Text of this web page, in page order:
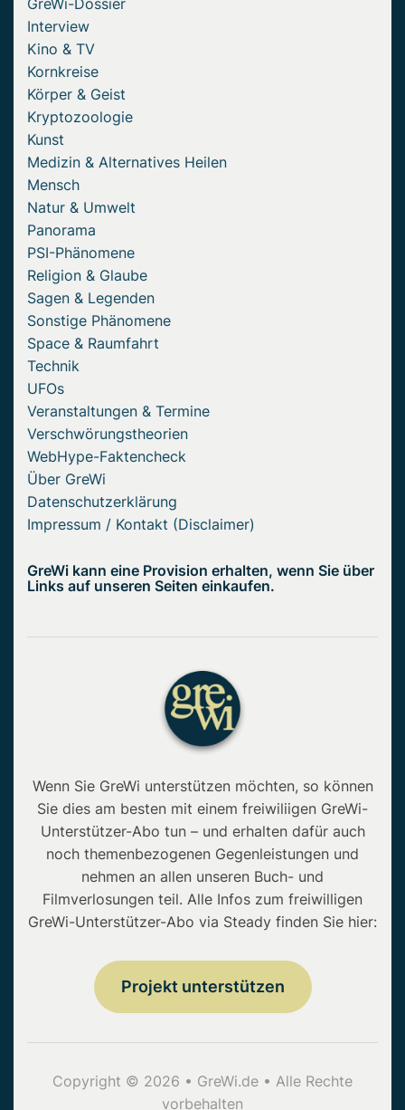
GreWi-Dossier
Interview
Kino & TV
Kornkreise
Körper & Geist
Kryptozoologie
Kunst
Medizin & Alternatives Heilen
Mensch
Natur & Umwelt
Panorama
PSI-Phänomene
Religion & Glaube
Sagen & Legenden
Sonstige Phänomene
Space & Raumfahrt
Technik
UFOs
Veranstaltungen & Termine
Verschwörungstheorien
WebHype-Faktencheck
Über GreWi
Datenschutzerklärung
Impressum / Kontakt (Disclaimer)
GreWi kann eine Provision erhalten, wenn Sie über
Links auf unseren Seiten einkaufen.
Wenn Sie GreWi unterstützen möchten, so können
Sie dies am besten mit einem freiwiliigen GreWi-
Unterstützer-Abo tun – und erhalten dafür auch
noch themenbezogenen Gegenleistungen und
nehmen an allen unseren Buch- und
Filmverlosungen teil. Alle Infos zum freiwilligen
GreWi-Unterstützer-Abo via Steady finden Sie hier:
Projekt unterstützen
Copyright © 2026 • GreWi.de • Alle Rechte
vorbehalten